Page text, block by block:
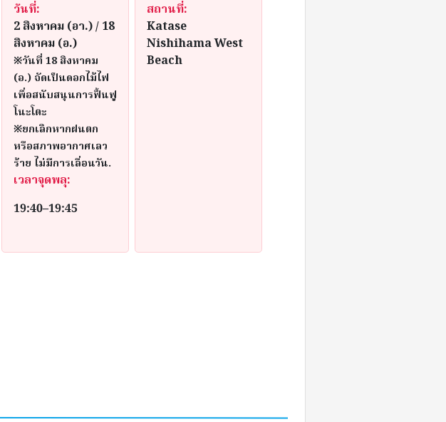
วันที่:
2 สิงหาคม (อา.) / 18
สิงหาคม (อ.)
※วันที่ 18 สิงหาคม
(อ.) จัดเป็นดอกไม้ไฟ
เพื่อสนับสนุนการฟื้นฟู
โนะโตะ
※ยกเลิกหากฝนตก
หรือสภาพอากาศเลว
ร้าย ไม่มีการเลื่อนวัน.
เวลาจุดพลุ:
19:40–19:45
สถานที่:
Katase
Nishihama West
Beach